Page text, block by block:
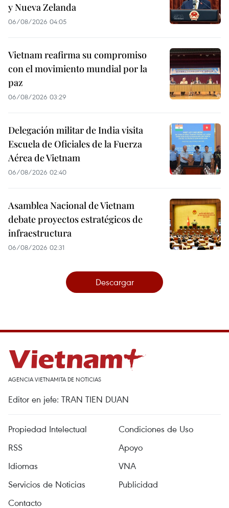
y Nueva Zelanda
06/08/2026 04:05
Vietnam reafirma su compromiso
con el movimiento mundial por la
paz
06/08/2026 03:29
Delegación militar de India visita
Escuela de Oficiales de la Fuerza
Aérea de Vietnam
06/08/2026 02:40
Asamblea Nacional de Vietnam
debate proyectos estratégicos de
infraestructura
06/08/2026 02:31
Descargar
AGENCIA VIETNAMITA DE NOTICIAS
Editor en jefe: TRAN TIEN DUAN
Propiedad Intelectual
Condiciones de Uso
RSS
Apoyo
Idiomas
VNA
Servicios de Noticias
Publicidad
Contacto